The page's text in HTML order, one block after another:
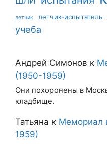
летчик летчик-испытатель
учеба
Андрей Симонов к
(1950-1959)
Они похоронены в
кладбище.
Татьяна к Мемориал
1959)